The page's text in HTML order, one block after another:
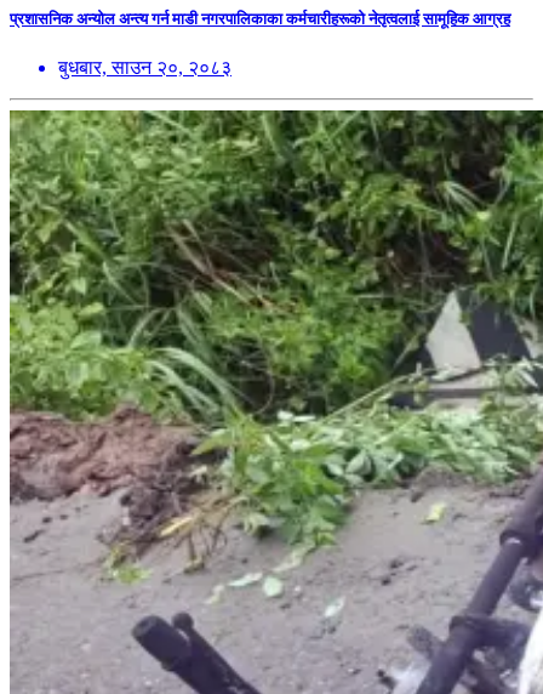
प्रशासनिक अन्योल अन्त्य गर्न माडी नगरपालिकाका कर्मचारीहरूको नेतृत्वलाई सामूहिक आग्रह
बुधबार, साउन २०, २०८३